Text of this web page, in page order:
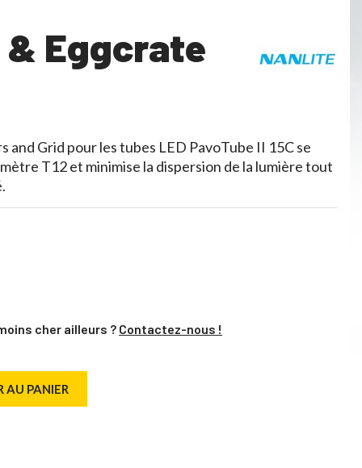
& Eggcrate
and Grid pour les tubes LED PavoTube II 15C se
T12 et minimise la dispersion de la lumière tout
cher ailleurs ? Contactez-nous !
AU PANIER